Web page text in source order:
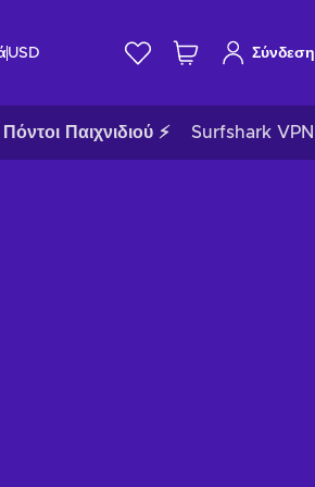
USD Σύνδεση
Πόντοι Παιχνιδιού ⚡ Surfshark VPN